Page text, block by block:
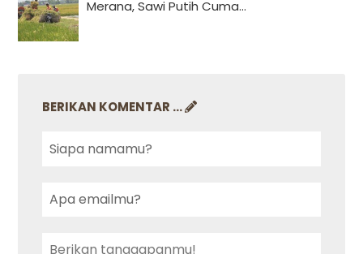
Merana, Sawi Putih Cuma...
BERIKAN KOMENTAR ...